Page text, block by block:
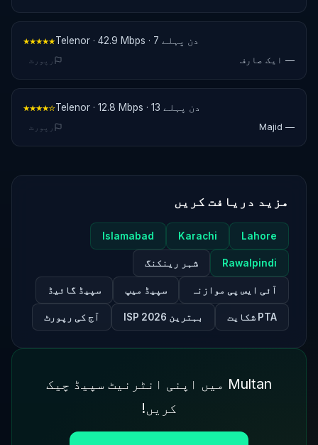
★★★★★ Telenor · 42.9 Mbps · 7 دن پہلے
— ایک صارف رپورٹ
★★★★☆ Telenor · 12.8 Mbps · 13 دن پہلے
— Majid رپورٹ
مزید دریافت کریں
Lahore
Karachi
Islamabad
Rawalpindi شہر رینکنگ
آئی ایس پی موازنہ سپیڈ میپ سپیڈ گائیڈ
PTA شکایت بہترین ISP 2026 آج کی رپورٹ
Multan میں اپنی انٹرنیٹ سپیڈ چیک
کریں!